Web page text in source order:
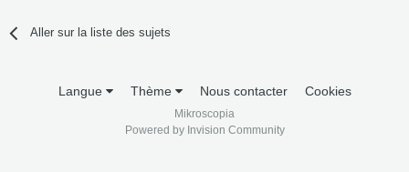
Aller sur la liste des sujets
Langue Thème Nous contacter Cookies
Mikroscopia
Powered by Invision Community